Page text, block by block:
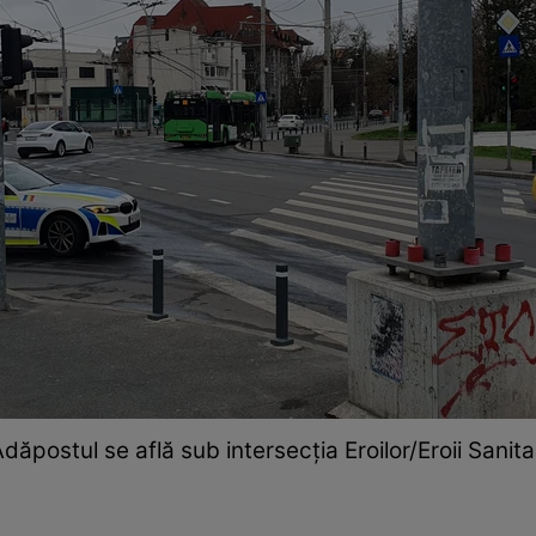
se află sub intersecția Eroilor/Eroii